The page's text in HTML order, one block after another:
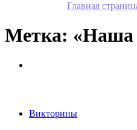
Главная
Метка: «Наша
Викторины